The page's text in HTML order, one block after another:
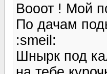
Вооот ! Мой
По дачам
:smeil:
Шнырк под